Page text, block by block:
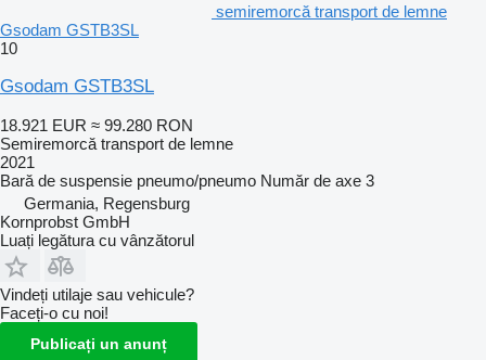
semiremorcă transport de lemne
Gsodam GSTB3SL
10
Gsodam GSTB3SL
18.921 EUR ≈ 99.280 RON
Semiremorcă transport de lemne
2021
Bară de suspensie pneumo/pneumo Număr de axe 3
Germania, Regensburg
Kornprobst GmbH
Luați legătura cu vânzătorul
Vindeți utilaje sau vehicule?
Faceți-o cu noi!
Publicați un anunț